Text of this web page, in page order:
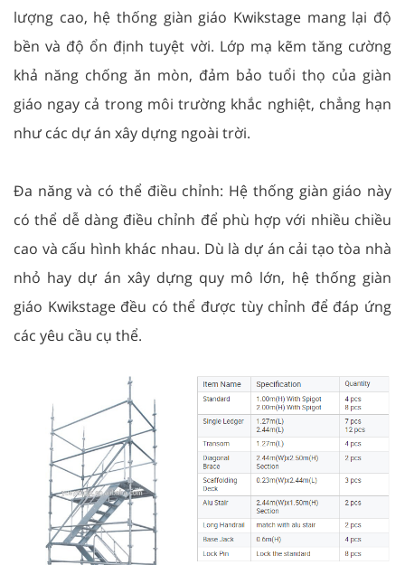
lượng cao, hệ thống giàn giáo Kwikstage mang lại độ
bền và độ ổn định tuyệt vời. Lớp mạ kẽm tăng cường
khả năng chống ăn mòn, đảm bảo tuổi thọ của giàn
giáo ngay cả trong môi trường khắc nghiệt, chẳng hạn
như các dự án xây dựng ngoài trời.
Đa năng và có thể điều chỉnh: Hệ thống giàn giáo này
có thể dễ dàng điều chỉnh để phù hợp với nhiều chiều
cao và cấu hình khác nhau. Dù là dự án cải tạo tòa nhà
nhỏ hay dự án xây dựng quy mô lớn, hệ thống giàn
giáo Kwikstage đều có thể được tùy chỉnh để đáp ứng
các yêu cầu cụ thể.